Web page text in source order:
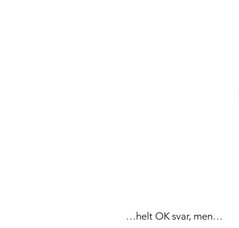
…helt OK svar, men…